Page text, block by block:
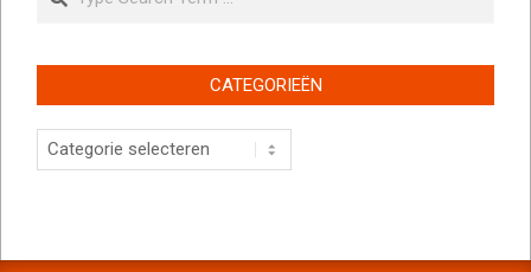
CATEGORIEËN
Categorieën